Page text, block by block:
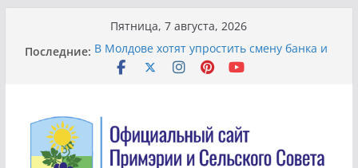
содержимому
Пятница, 7 августа, 2026
Последние: В Молдове хотят упростить смену банка и
сделать комиссии более понятными для
саду
В Буджаке в рамках проекта «Mă Implic»
модернизируют систему управления
отходами